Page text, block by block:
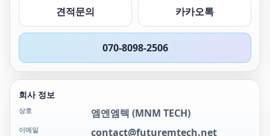
견적문의 카카오톡
070-8098-2506
회사 정보
상호 엠엔엠텍 (MNM TECH)
이메일 contact@futuremtech.net